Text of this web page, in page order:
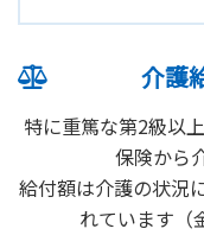
介護
特に重篤な第2級以
保険から
給付額は介護の状況
れています（